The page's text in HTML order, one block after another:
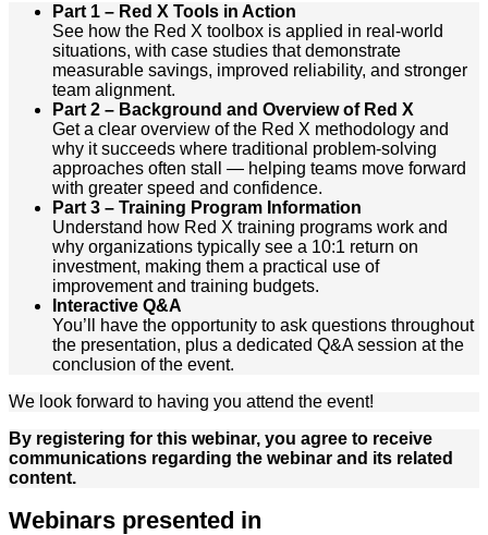
Part 1 – Red X Tools in Action
See how the Red X toolbox is applied in real-world
situations, with case studies that demonstrate
measurable savings, improved reliability, and stronger
team alignment.
Part 2 – Background and Overview of Red X
Get a clear overview of the Red X methodology and
why it succeeds where traditional problem-solving
approaches often stall — helping teams move forward
with greater speed and confidence.
Part 3 – Training Program Information
Understand how Red X training programs work and
why organizations typically see a 10:1 return on
investment, making them a practical use of
improvement and training budgets.
Interactive Q&A
You’ll have the opportunity to ask questions throughout
the presentation, plus a dedicated Q&A session at the
conclusion of the event.
We look forward to having you attend the event!
By registering for this webinar, you agree to receive
communications regarding the webinar and its related
content.
Webinars presented in